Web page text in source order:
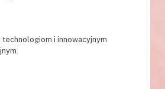
i innowacyjnym